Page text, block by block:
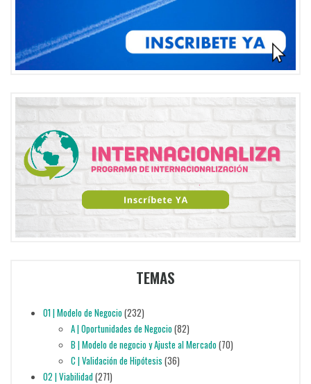
TEMAS
01 | Modelo de Negocio(232)
A | Oportunidades de Negocio(82)
B | Modelo de negocio y Ajuste al Mercado(70)
C | Validación de Hipótesis (36)
02 | Viabilidad(271)